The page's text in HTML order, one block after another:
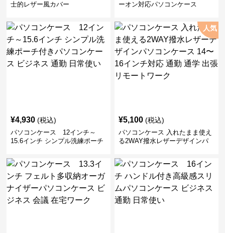
士的レザー風カバー
ーオン対応パソコンケース
¥4,930 (税込)
パソコンケース 12インチ～
15.6インチ シンプル洗練ポーチ
勤 日常使い
人気
¥5,100 (税込)
パソコンケース 入れたまま使え
る2WAY撥水レザーデザインパ
通勤 通学 出張 リモートワーク